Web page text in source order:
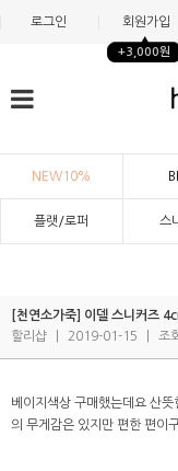
로그인 회원가입
+3,000원
NEW10%
플랫/로퍼 스
[천연소가죽] 이델 스니커즈
할리샵
2019-01-15 조
베이지색상 구매했는데요 산
의 무게감은 있지만 편한 편이